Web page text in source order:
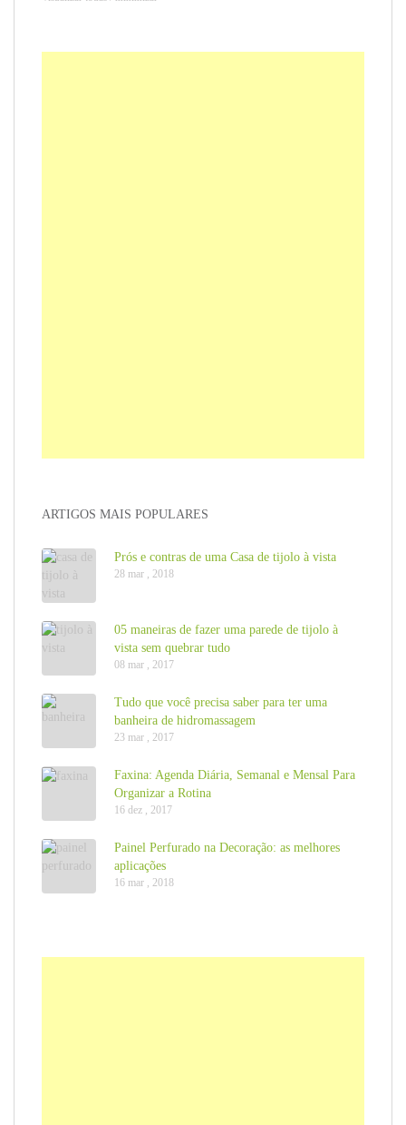
ARTIGOS MAIS POPULARES
Prós e contras de uma Casa de tijolo à vista
28 mar , 2018
05 maneiras de fazer uma parede de tijolo à
vista sem quebrar tudo
08 mar , 2017
Tudo que você precisa saber para ter uma
banheira de hidromassagem
23 mar , 2017
Faxina: Agenda Diária, Semanal e Mensal Para
Organizar a Rotina
16 dez , 2017
Painel Perfurado na Decoração: as melhores
aplicações
16 mar , 2018